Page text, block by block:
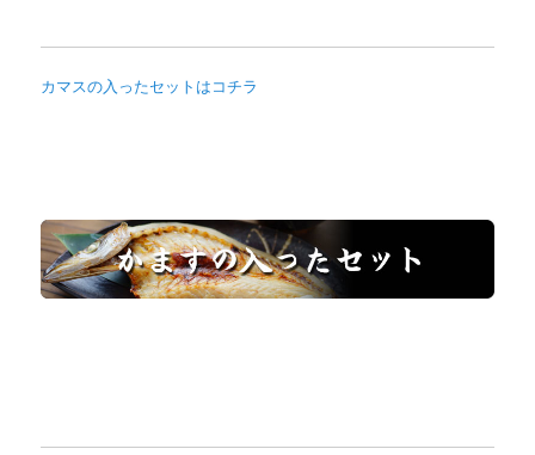
カマスの入ったセットはコチラ